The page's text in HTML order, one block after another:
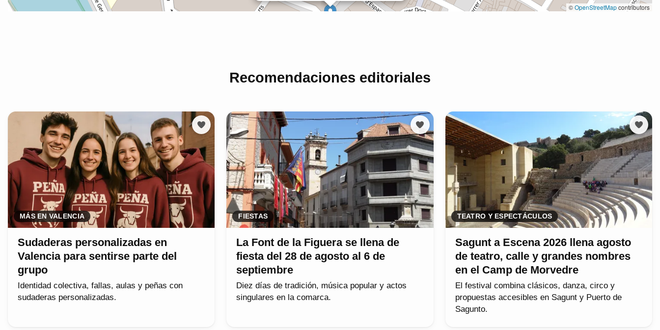
Recomendaciones editoriales
MÁS EN VALENCIA
Sudaderas personalizadas en
Valencia para sentirse parte del
grupo
Identidad colectiva, fallas, aulas y peñas con
sudaderas personalizadas.
FIESTAS
La Font de la Figuera se llena de
fiesta del 28 de agosto al 6 de
septiembre
Diez días de tradición, música popular y actos
singulares en la comarca.
TEATRO Y ESPECTÁCULOS
Sagunt a Escena 2026 llena agosto
de teatro, calle y grandes nombres
en el Camp de Morvedre
El festival combina clásicos, danza, circo y
propuestas accesibles en Sagunt y Puerto de
Sagunto.